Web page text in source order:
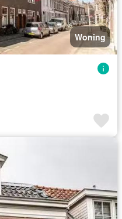
Woning